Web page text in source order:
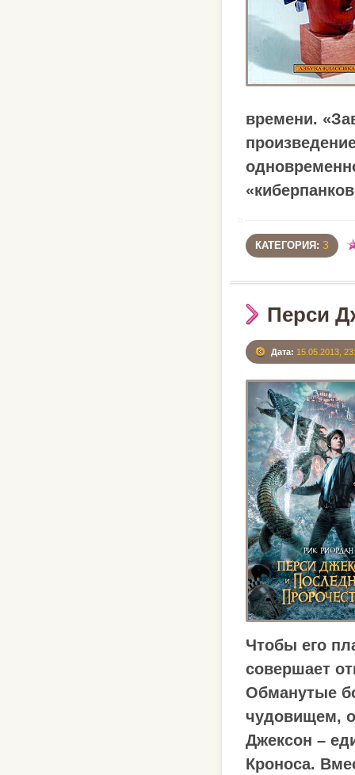
времени.
КАТЕГОРИЯ: З
Перси
Дата: 15.05.2013,
Чтобы его
совершает
Обманутые
чудовищем,
Джексон –
Кроноса.